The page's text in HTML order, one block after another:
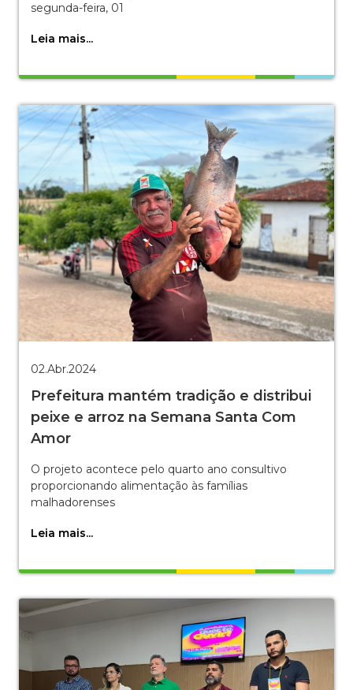
segunda-feira, 01
Leia mais...
02.Abr.2024
Prefeitura mantém tradição e distribui
peixe e arroz na Semana Santa Com
Amor
O projeto acontece pelo quarto ano consultivo
proporcionando alimentação às famílias
malhadorenses
Leia mais...